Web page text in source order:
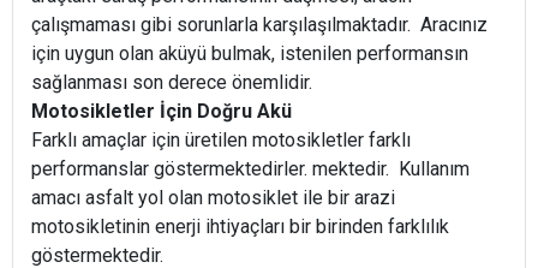
çalışmaması gibi sorunlarla karşılaşılmaktadır. Aracınız
için uygun olan aküyü bulmak, istenilen performansın
sağlanması son derece önemlidir.
Motosikletler İçin Doğru Akü
Farklı amaçlar için üretilen motosikletler farklı
performanslar göstermektedirler. mektedir. Kullanım
amacı asfalt yol olan motosiklet ile bir arazi
motosikletinin enerji ihtiyaçları bir birinden farklılık
göstermektedir.